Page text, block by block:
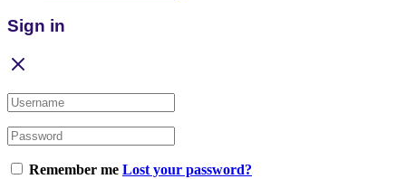
Sign in
Remember me Lost your password?